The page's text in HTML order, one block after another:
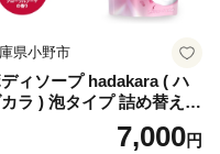
県小野市
ィソープ hadakara ( ハ
ラ ) 泡タイプ 詰め替え 4
袋 ボディーソープ 泡
ディソープ 泡 日用品 消耗
7,000円